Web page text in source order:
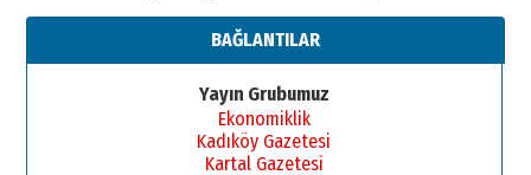
BAĞLANTILAR
Yayın Grubumuz
Ekonomiklik
Kadıköy Gazetesi
Kartal Gazetesi